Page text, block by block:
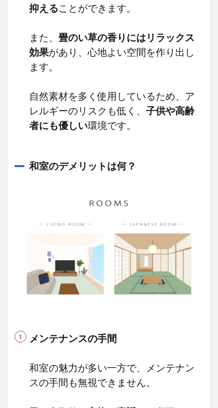
め抑えることができます。
また、 畳のい草の香りにはリラックス
効果があり、心地よい空間を作り出し
ます。
自然素材を多く使用しているため、ア
レルギーのリスクも低く、 子供や高齢
者にも優しい環境です。
和室のデメリットは何？
メンテナンスの手間
和室の魅力が多い一方で、メンテナン
スの手間も無視できません。